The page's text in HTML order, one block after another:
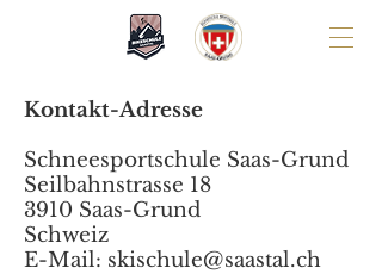
Kontakt-Adresse
Schneesportschule Saas-Grund
Seilbahnstrasse 18
3910 Saas-Grund
Schweiz
E-Mail: skischule@saastal.ch